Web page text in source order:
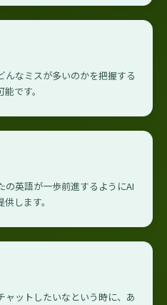
んなミスが多いのかを把握する
です。
英語が一歩前進するようにAI
します。
ットしたいなという時に、あ